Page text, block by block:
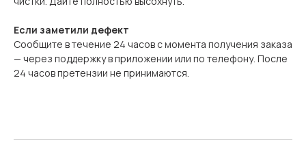
Если заметили дефект
Сообщите в течение 24 часов с момента получения заказа
— через поддержку в приложении или по телефону. После
24 часов претензии не принимаются.